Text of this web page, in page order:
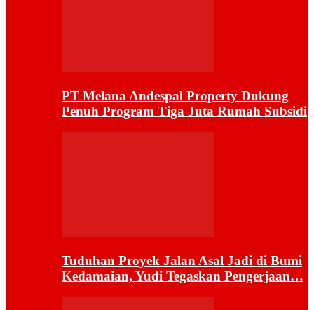
PT Melana Andespal Property Dukung
Penuh Program Tiga Juta Rumah Subsidi
Tuduhan Proyek Jalan Asal Jadi di Bumi
Kedamaian, Yudi Tegaskan Pengerjaan…